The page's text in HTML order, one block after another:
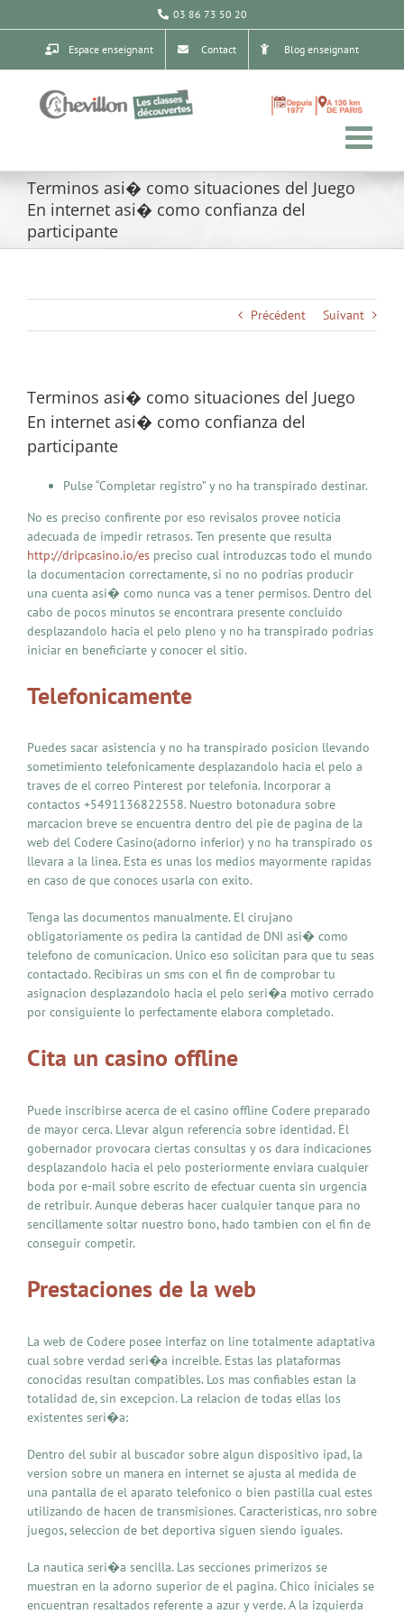
au
03 86 73 50 20
Espace enseignant Contact Blog enseignant
Terminos asi� como situaciones del Juego
En internet asi� como confianza del
participante
Précédent Suivant
Terminos asi� como situaciones del Juego
En internet asi� como confianza del
participante
Pulse “Completar registro” y no ha transpirado destinar.
No es preciso confirente por eso revisalos provee noticia
adecuada de impedir retrasos. Ten presente que resulta
http://dripcasino.io/es preciso cual introduzcas todo el mundo
la documentacion correctamente, si no no podrias producir
una cuenta asi� como nunca vas a tener permisos. Dentro del
cabo de pocos minutos se encontrara presente concluido
desplazandolo hacia el pelo pleno y no ha transpirado podrias
iniciar en beneficiarte y conocer el sitio.
Telefonicamente
Puedes sacar asistencia y no ha transpirado posicion llevando
sometimiento telefonicamente desplazandolo hacia el pelo a
traves de el correo Pinterest por telefonia. Incorporar a
contactos +5491136822558. Nuestro botonadura sobre
marcacion breve se encuentra dentro del pie de pagina de la
web del Codere Casino(adorno inferior) y no ha transpirado os
llevara a la linea. Esta es unas los medios mayormente rapidas
en caso de que conoces usarla con exito.
Tenga las documentos manualmente. El cirujano
obligatoriamente os pedira la cantidad de DNI asi� como
telefono de comunicacion. Unico eso solicitan para que tu seas
contactado. Recibiras un sms con el fin de comprobar tu
asignacion desplazandolo hacia el pelo seri�a motivo cerrado
por consiguiente lo perfectamente elabora completado.
Cita un casino offline
Puede inscribirse acerca de el casino offline Codere preparado
de mayor cerca. Llevar algun referencia sobre identidad. El
gobernador provocara ciertas consultas y os dara indicaciones
desplazandolo hacia el pelo posteriormente enviara cualquier
boda por e-mail sobre escrito de efectuar cuenta sin urgencia
de retribuir. Aunque deberas hacer cualquier tanque para no
sencillamente soltar nuestro bono, hado tambien con el fin de
conseguir competir.
Prestaciones de la web
La web de Codere posee interfaz on line totalmente adaptativa
cual sobre verdad seri�a increible. Estas las plataformas
conocidas resultan compatibles. Los mas confiables estan la
totalidad de, sin excepcion. La relacion de todas ellas los
existentes seri�a:
Dentro del subir al buscador sobre algun dispositivo ipad, la
version sobre un manera en internet se ajusta al medida de
una pantalla de el aparato telefonico o bien pastilla cual estes
utilizando de hacen de transmisiones. Caracteristicas, nro sobre
juegos, seleccion de bet deportiva siguen siendo iguales.
La nautica seri�a sencilla. Las secciones primerizos se
muestran en la adorno superior de el pagina. Chico iniciales se
encuentran resaltados referente a azur y verde. A la izquierda